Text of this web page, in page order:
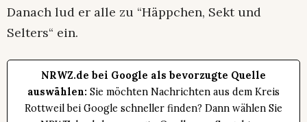
Danach lud er alle zu “Häppchen, Sekt und
Selters“ ein.
NRWZ.de bei Google als bevorzugte Quelle
auswählen: Sie möchten Nachrichten aus dem Kreis
Rottweil bei Google schneller finden? Dann wählen Sie